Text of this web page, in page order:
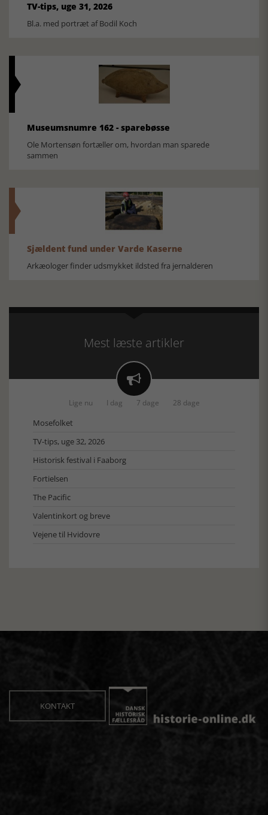
TV-tips, uge 31, 2026
Bl.a. med portræt af Bodil Koch
Museumsnumre 162 - sparebøsse
Ole Mortensøn fortæller om, hvordan man sparede
sammen
Sjældent fund under Varde Kaserne
Arkæologer finder udsmykket ildsted fra jernalderen
Mest læste artikler

Lige nu I dag 7 dage 28 dage
Mosefolket
TV-tips, uge 32, 2026
Historisk festival i Faaborg
Fortielsen
The Pacific
Valentinkort og breve
Vejene til Hvidovre
KONTAKT